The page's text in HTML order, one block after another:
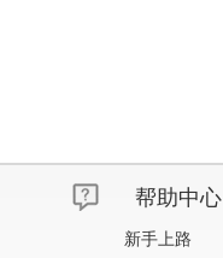
帮助中心
新手上路